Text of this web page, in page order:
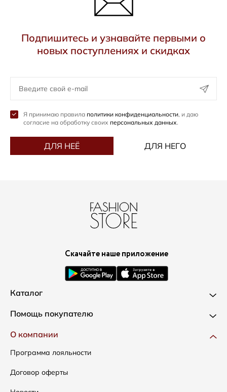
Подпишитесь и узнавайте первыми о
новых поступлениях и скидках
Я принимаю правила политики конфиденциальности, и даю
согласие на обработку своих персональных данных.
ДЛЯ НЕЁ ДЛЯ НЕГО
Скачайте наше приложение
Каталог
Новинки
Одежда
Сумки
Аксессуары
Распродажа
Помощь покупателю
Доставка и оплата
Как оформить заказ
Условия возвратов
О компании
Программа лояльности
Договор оферты